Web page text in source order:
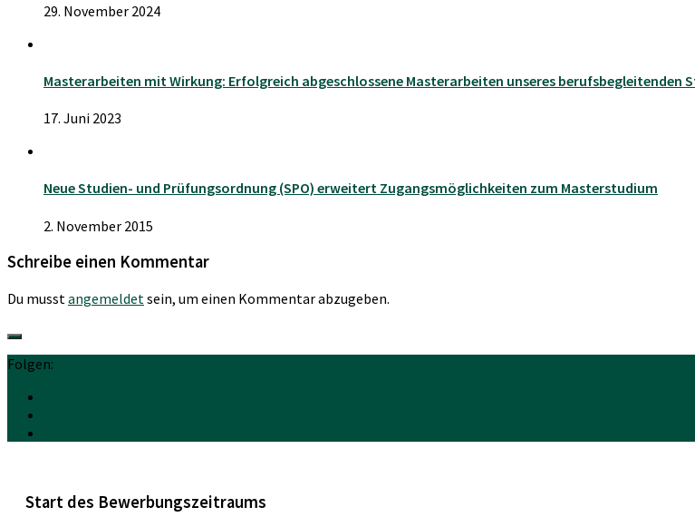
29. November 2024
Masterarbeiten mit Wirkung: Erfolgreich abgeschlossene Masterarbeiten unseres
17. Juni 2023
Neue Studien- und Prüfungsordnung (SPO) erweitert Zugangsmöglichkeiten zum Masterstudium
2. November 2015
Schreibe einen Kommentar
Du musstangemeldetsein, um einen Kommentar abzugeben.
Folgen:
Start des Bewerbungszeitraums